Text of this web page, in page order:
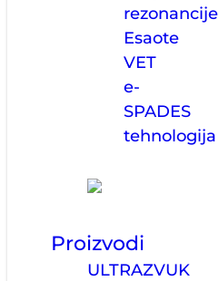
rezonancije
Esaote
VET
e-
SPADES
tehnologija
Proizvodi
ULTRAZVUK